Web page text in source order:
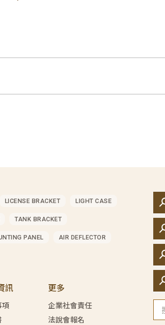
LICENSE BRACKET LIGHT CASE
TANK BRACKET
PANEL AIR DEFLECTOR
訊
項
更多
企業社會責任
法說會報名